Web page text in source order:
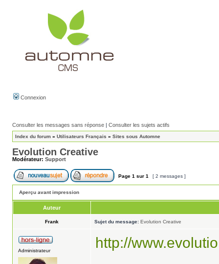
Connexion
Consulter les messages sans réponse | Consulter les sujets actifs
Index du forum » Utilisateurs Français » Sites sous Automne
Evolution Creative
Modérateur: Support
Page 1 sur 1 [ 2 messages ]
Aperçu avant impression
Auteur
Frank Sujet du message: Evolution Creative
Administrateur http://